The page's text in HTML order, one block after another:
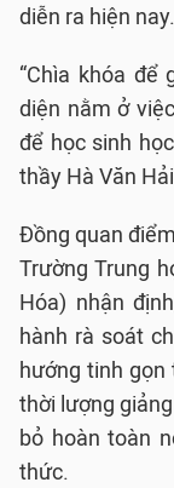
diễn ra hiện nay.
“Chìa khóa
diện nằm ở
để học sinh
thầy Hà Văn
Đồng quan
Trường Trung
Hóa) nhận
hành rà soát
hướng tinh gọn
thời lượng
bỏ hoàn toàn
thức.